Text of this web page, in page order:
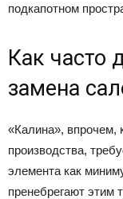
подкапотном
Как часто
замена
«Калина», впрочем,
производства,
элемента как
пренебрегают этим